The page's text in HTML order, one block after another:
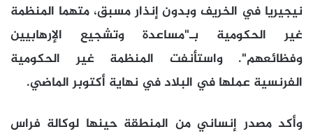
نيجيريا في الخريف وبدون إنذار مسبق، متهما المنظمة
غير الحكومية بـ"مساعدة وتشجيع الإرهابيين
وفظائعهم". واستأنفت المنظمة غير الحكومية
الفرنسية عملها في البلاد في نهاية أكتوبر الماضي.
وأكد مصدر إنساني من المنطقة حينها لوكالة فراس